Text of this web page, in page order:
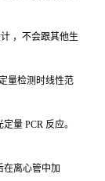
，不会跟其他生
量检测时线性范
量 PCR 反应。
在离心管中加